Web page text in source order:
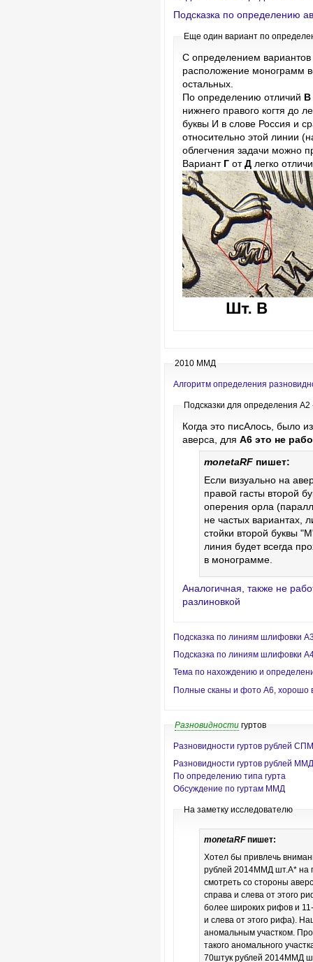
Подсказка по определению
Еще один вариант по
С определением вариантов
расположение монограмм
остальных.
По определению отличий В
нижнего правого когтя до
буквы И в слове Россия и
относительно этой линии
облегчения задачи можно
Вариант Г от Д легко
2010 ММД
Алгоритм определения
Подсказки для определения А2
Когда это писАлось, было
аверса, для А6 это не
monetaRF пишет:
Если визуально на
правой гасты второй
оперения орла
не частых вариантах,
стойки второй буквы
линия будет всегда
в монограмме.
Аналогичная, также не
разлиновкой
Подсказка по линиям шлифовки
Подсказка по линиям шлифовки
Тема по нахождению и
Полные сканы и фото А6, хорошо
Разновидности гуртов
Разновидности гуртов рублей
Разновидности гуртов рублей ММД
По определению типа гурта
Обсуждение по гуртам ММД
На заметку исследователю
monetaRFпишет:
Хотел бы привлечь
рублей 2014ММД шт.А* на
смотреть со стороны
справа и слева от этого
более широких рифов и
и слева от этого рифа).
аномальным участком.
такого аномального
70штук рублей 2014ММД